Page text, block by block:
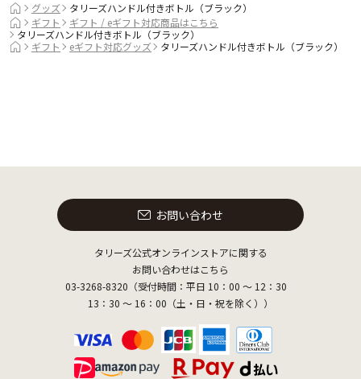
グッズ
タリーズハンドル付きボトル（ブラック）
ギフト
ギフト / eギフト対応商品はこちら
タリーズハンドル付きボトル（ブラック）
ギフト
eギフト対応グッズ タリーズハンドル付きボトル（ブラック）
お問い合わせ
タリーズ公式オンラインストアに関する
お問い合わせはこちら
03-3268-8320（受付時間：平日 10：00 ～ 12：30
13：30 ～ 16：00（土・日・祝を除く））